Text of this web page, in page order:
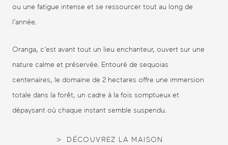
ou une fatigue intense et se ressourcer tout au long de
l’année.
Oranga, c’est avant tout un lieu enchanteur, ouvert sur une
nature calme et préservée. Entouré de sequoias
centenaires, le domaine de 2 hectares offre une immersion
totale dans la forêt, un cadre à la fois somptueux et
dépaysant où chaque instant semble suspendu.
DÉCOUVREZ LA MAISON